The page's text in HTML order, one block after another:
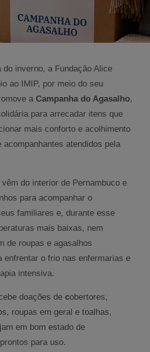
do inverno, a Fundação Alice
ao IMIP, por meio do seu
a Campanha do Agasalho,
para arrecadar itens que
mais conforto e acolhimento
acompanhantes atendidos pela
do interior de Pernambuco e
para acompanhar o
familiares e, durante esse
mais baixas, nem
de roupas e agasalhos
enfrentar o frio nas enfermarias e
intensiva.
doações de cobertores,
roupas em geral e toalhas,
em bom estado de
para uso.